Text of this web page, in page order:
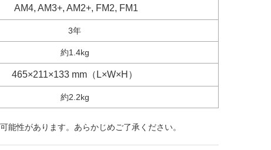
AM4, AM3+, AM2+, FM2, FM1
3年
約1.4kg
465×211×133 mm（L×W×H）
約2.2kg
性があります。あらかじめご了承ください。